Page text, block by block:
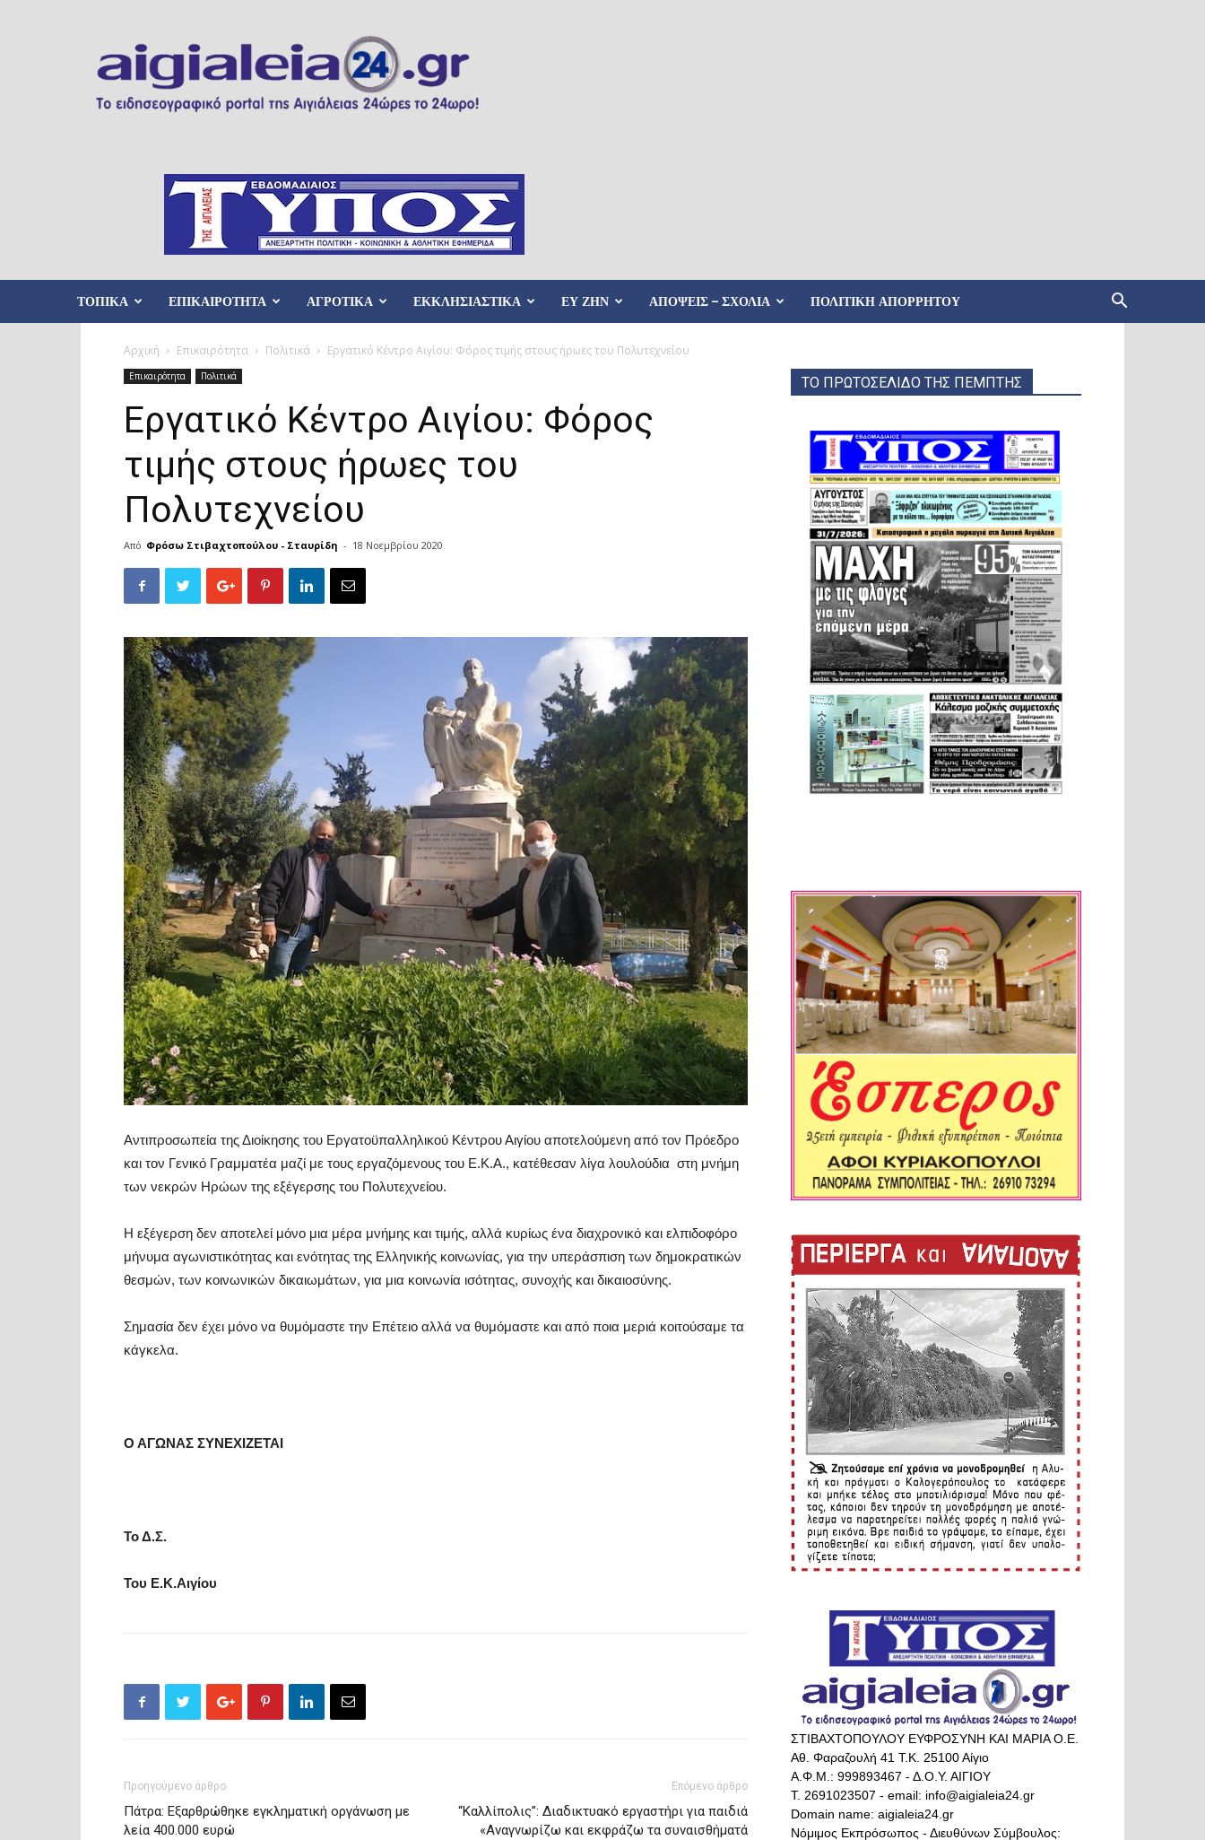
ΤΟΠΙΚΑ ΕΠΙΚΑΙΡΟΤΗΤΑ ΑΓΡΟΤΙΚΑ ΕΚΚΛΗΣΙΑΣΤΙΚΑ ΕΥ ΖΗΝ ΑΠΟΨΕΙΣ – ΣΧΟΛΙΑ ΠΟΛΙΤΙΚΉ ΑΠΟΡΡΉΤΟΥ
Αρχική Επικαιρότητα Πολιτικά Εργατικό Κέντρο Αιγίου: Φόρος τιμής στους ήρωες του Πολυτεχνείου
Επικαιρότητα Πολιτικά
Εργατικό Κέντρο Αιγίου: Φόρος
τιμής στους ήρωες του
Πολυτεχνείου
Από Φρόσω Στιβαχτοπούλου - Σταυρίδη - 18 Νοεμβρίου 2020
Αντιπροσωπεία της Διοίκησης του Εργατοϋπαλληλικού Κέντρου Αιγίου αποτελούμενη από τον Πρόεδρο
και τον Γενικό Γραμματέα μαζί με τους εργαζόμενους του Ε.Κ.Α., κατέθεσαν λίγα λουλούδια στη μνήμη
των νεκρών Ηρώων της εξέγερσης του Πολυτεχνείου.
Η εξέγερση δεν αποτελεί μόνο μια μέρα μνήμης και τιμής, αλλά κυρίως ένα διαχρονικό και ελπιδοφόρο
μήνυμα αγωνιστικότητας και ενότητας της Ελληνικής κοινωνίας, για την υπεράσπιση των δημοκρατικών
θεσμών, των κοινωνικών δικαιωμάτων, για μια κοινωνία ισότητας, συνοχής και δικαιοσύνης.
Σημασία δεν έχει μόνο να θυμόμαστε την Επέτειο αλλά να θυμόμαστε και από ποια μεριά κοιτούσαμε τα
κάγκελα.
Ο ΑΓΩΝΑΣ ΣΥΝΕΧΙΖΕΤΑΙ
Το Δ.Σ.
Του Ε.Κ.Αιγίου
Προηγούμενο άρθρο
Πάτρα: Εξαρθρώθηκε εγκληματική οργάνωση με
λεία 400.000 ευρώ
Επόμενο άρθρο
“Καλλίπολις”: Διαδικτυακό εργαστήρι για παιδιά
«Αναγνωρίζω και εκφράζω τα συναισθήματά
ΤΟ ΠΡΩΤΟΣΕΛΙΔΟ ΤΗΣ ΠΕΜΠΤΗΣ
ΣΤΙΒΑΧΤΟΠΟΥΛΟΥ ΕΥΦΡΟΣΥΝΗ ΚΑΙ ΜΑΡΙΑ Ο.Ε.
Αθ. Φαραζουλή 41 Τ.Κ. 25100 Αίγιο
Α.Φ.Μ.: 999893467 - Δ.Ο.Υ. ΑΙΓΙΟΥ
Τ. 2691023507 - email: info@aigialeia24.gr
Domain name: aigialeia24.gr
Νόμιμος Εκπρόσωπος - Διευθύνων Σύμβουλος: